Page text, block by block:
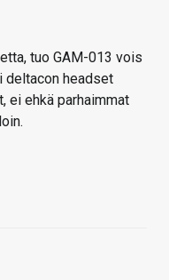
tuo GAM-013 vois
deltacon headset
ei ehkä parhaimmat